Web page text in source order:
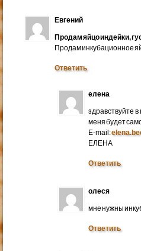
Евгений
Продам яйцо индейки,
Продам инкубационное
Ответить
елена
здравствуйте в
меня будет
E-mail:
ЕЛЕНА
Ответить
олеся
мне нужны
Ответить